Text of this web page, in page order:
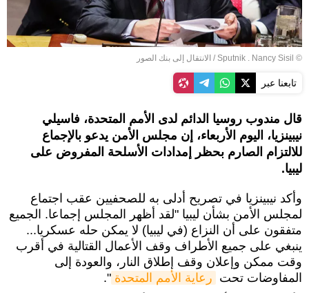
© Sputnik . Nancy Sisil
/ الانتقال إلى بنك الصور
تابعنا عبر
قال مندوب روسيا الدائم لدى الأمم المتحدة، فاسيلي
نيبينزيا، اليوم الأربعاء، إن مجلس الأمن يدعو بالإجماع
للالتزام الصارم بحظر إمدادات الأسلحة المفروض على
ليبيا.
وأكد نيبينزيا في تصريح أدلى به للصحفيين عقب اجتماع
لمجلس الأمن بشأن ليبيا "لقد أظهر المجلس إجماعا. الجميع
متفقون على أن النزاع (في ليبيا) لا يمكن حله عسكريا...
ينبغي على جميع الأطراف وقف الأعمال القتالية في أقرب
وقت ممكن وإعلان وقف إطلاق النار، والعودة إلى
المفاوضات تحت رعاية الأمم المتحدة ".